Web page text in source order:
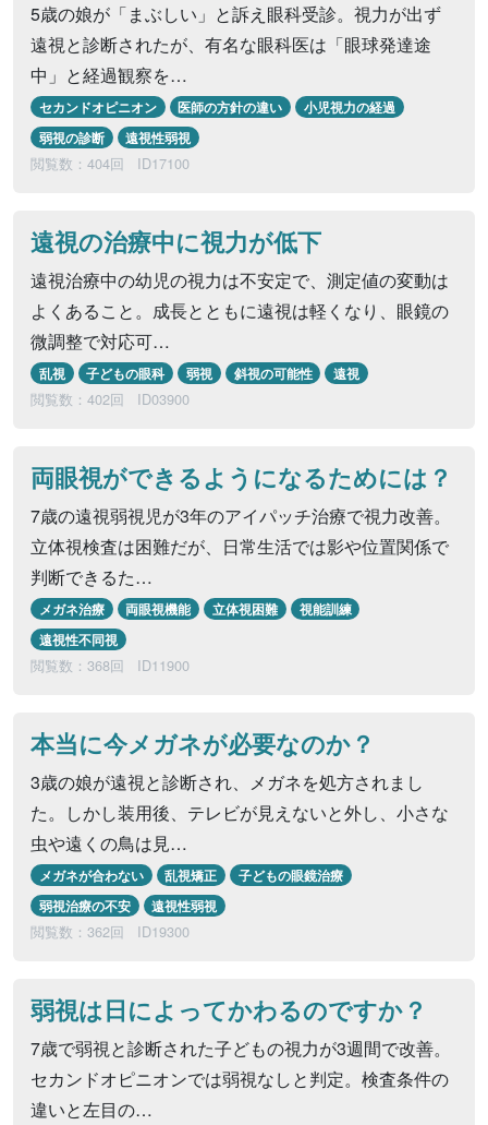
5歳の娘が「まぶしい」と訴え眼科受診。視力が出ず
遠視と診断されたが、有名な眼科医は「眼球発達途
中」と経過観察を…
セカンドオピニオン 医師の方針の違い
小児視力の経過
弱視の診断
遠視性弱視
閲覧数：404回 ID17100
遠視の治療中に視力が低下
遠視治療中の幼児の視力は不安定で、測定値の変動は
よくあること。成長とともに遠視は軽くなり、眼鏡の
微調整で対応可…
乱視 子どもの眼科 弱視 斜視の可能性 遠視
閲覧数：402回 ID03900
両眼視ができるようになるためには？
7歳の遠視弱視児が3年のアイパッチ治療で視力改善。
立体視検査は困難だが、日常生活では影や位置関係で
判断できるた…
メガネ治療 両眼視機能 立体視困難
視能訓練
遠視性不同視
閲覧数：368回 ID11900
本当に今メガネが必要なのか？
3歳の娘が遠視と診断され、メガネを処方されまし
た。しかし装用後、テレビが見えないと外し、小さな
虫や遠くの鳥は見…
メガネが合わない 乱視矯正
子どもの眼鏡治療
弱視治療の不安
遠視性弱視
閲覧数：362回 ID19300
弱視は日によってかわるのですか？
7歳で弱視と診断された子どもの視力が3週間で改善。
セカンドオピニオンでは弱視なしと判定。検査条件の
違いと左目の…